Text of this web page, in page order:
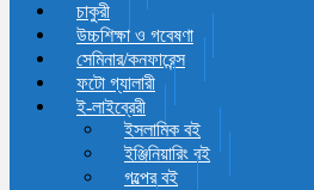
চাকুরী
উচ্চশিক্ষা ও গবেষণা
সেমিনার/কনফারেন্স
ফটো গ্যালারী
ই-লাইব্রেরী
ইসলামিক বই
ইঞ্জিনিয়ারিং বই
গল্পের বই